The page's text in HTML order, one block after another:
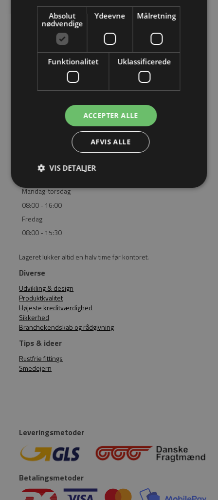
Information
BLIV FORHANDLER
BRUG FOR HJÆLP? RING 4362 2563
Åbningstider
Mandag-torsdag
08:00 - 16:00
Fredag
08:00 - 15:30
Lageret lukker altid en halv time før kontoret.
Diverse
Udvikling & design
Produktkvalitet
Højeste kreditværdighed
Sikkerhed
Branchekendskab og rådgivning
Tips & ideer
Rustfrie fittings
Smedejern
Leveringsmetoder
Betalingsmetoder
Absolut
nødvendige
Ydeevne Målretning
Funktionalitet Uklassificerede
ACCEPTER ALLE
AFVIS ALLE
VIS DETALJER